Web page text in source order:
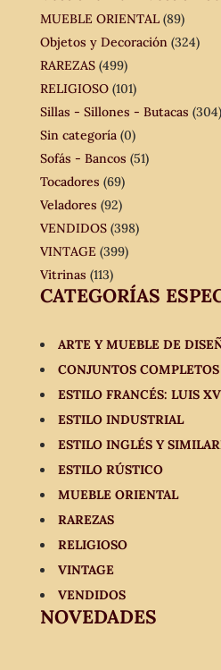
MUEBLE ORIENTAL (89)
Objetos y Decoración (324)
RAREZAS (499)
RELIGIOSO (101)
Sillas - Sillones - Butacas (304)
Sin categoría (0)
Sofás - Bancos (51)
Tocadores (69)
Veladores (92)
VENDIDOS (398)
VINTAGE (399)
Vitrinas (113)
CATEGORÍAS
ARTE Y MUEBLE DE
CONJUNTOS COMPLETOS
ESTILO FRANCÉS: LUIS
ESTILO INDUSTRIAL
ESTILO INGLÉS Y
ESTILO RÚSTICO
MUEBLE ORIENTAL
RAREZAS
RELIGIOSO
VINTAGE
VENDIDOS
NOVEDADES